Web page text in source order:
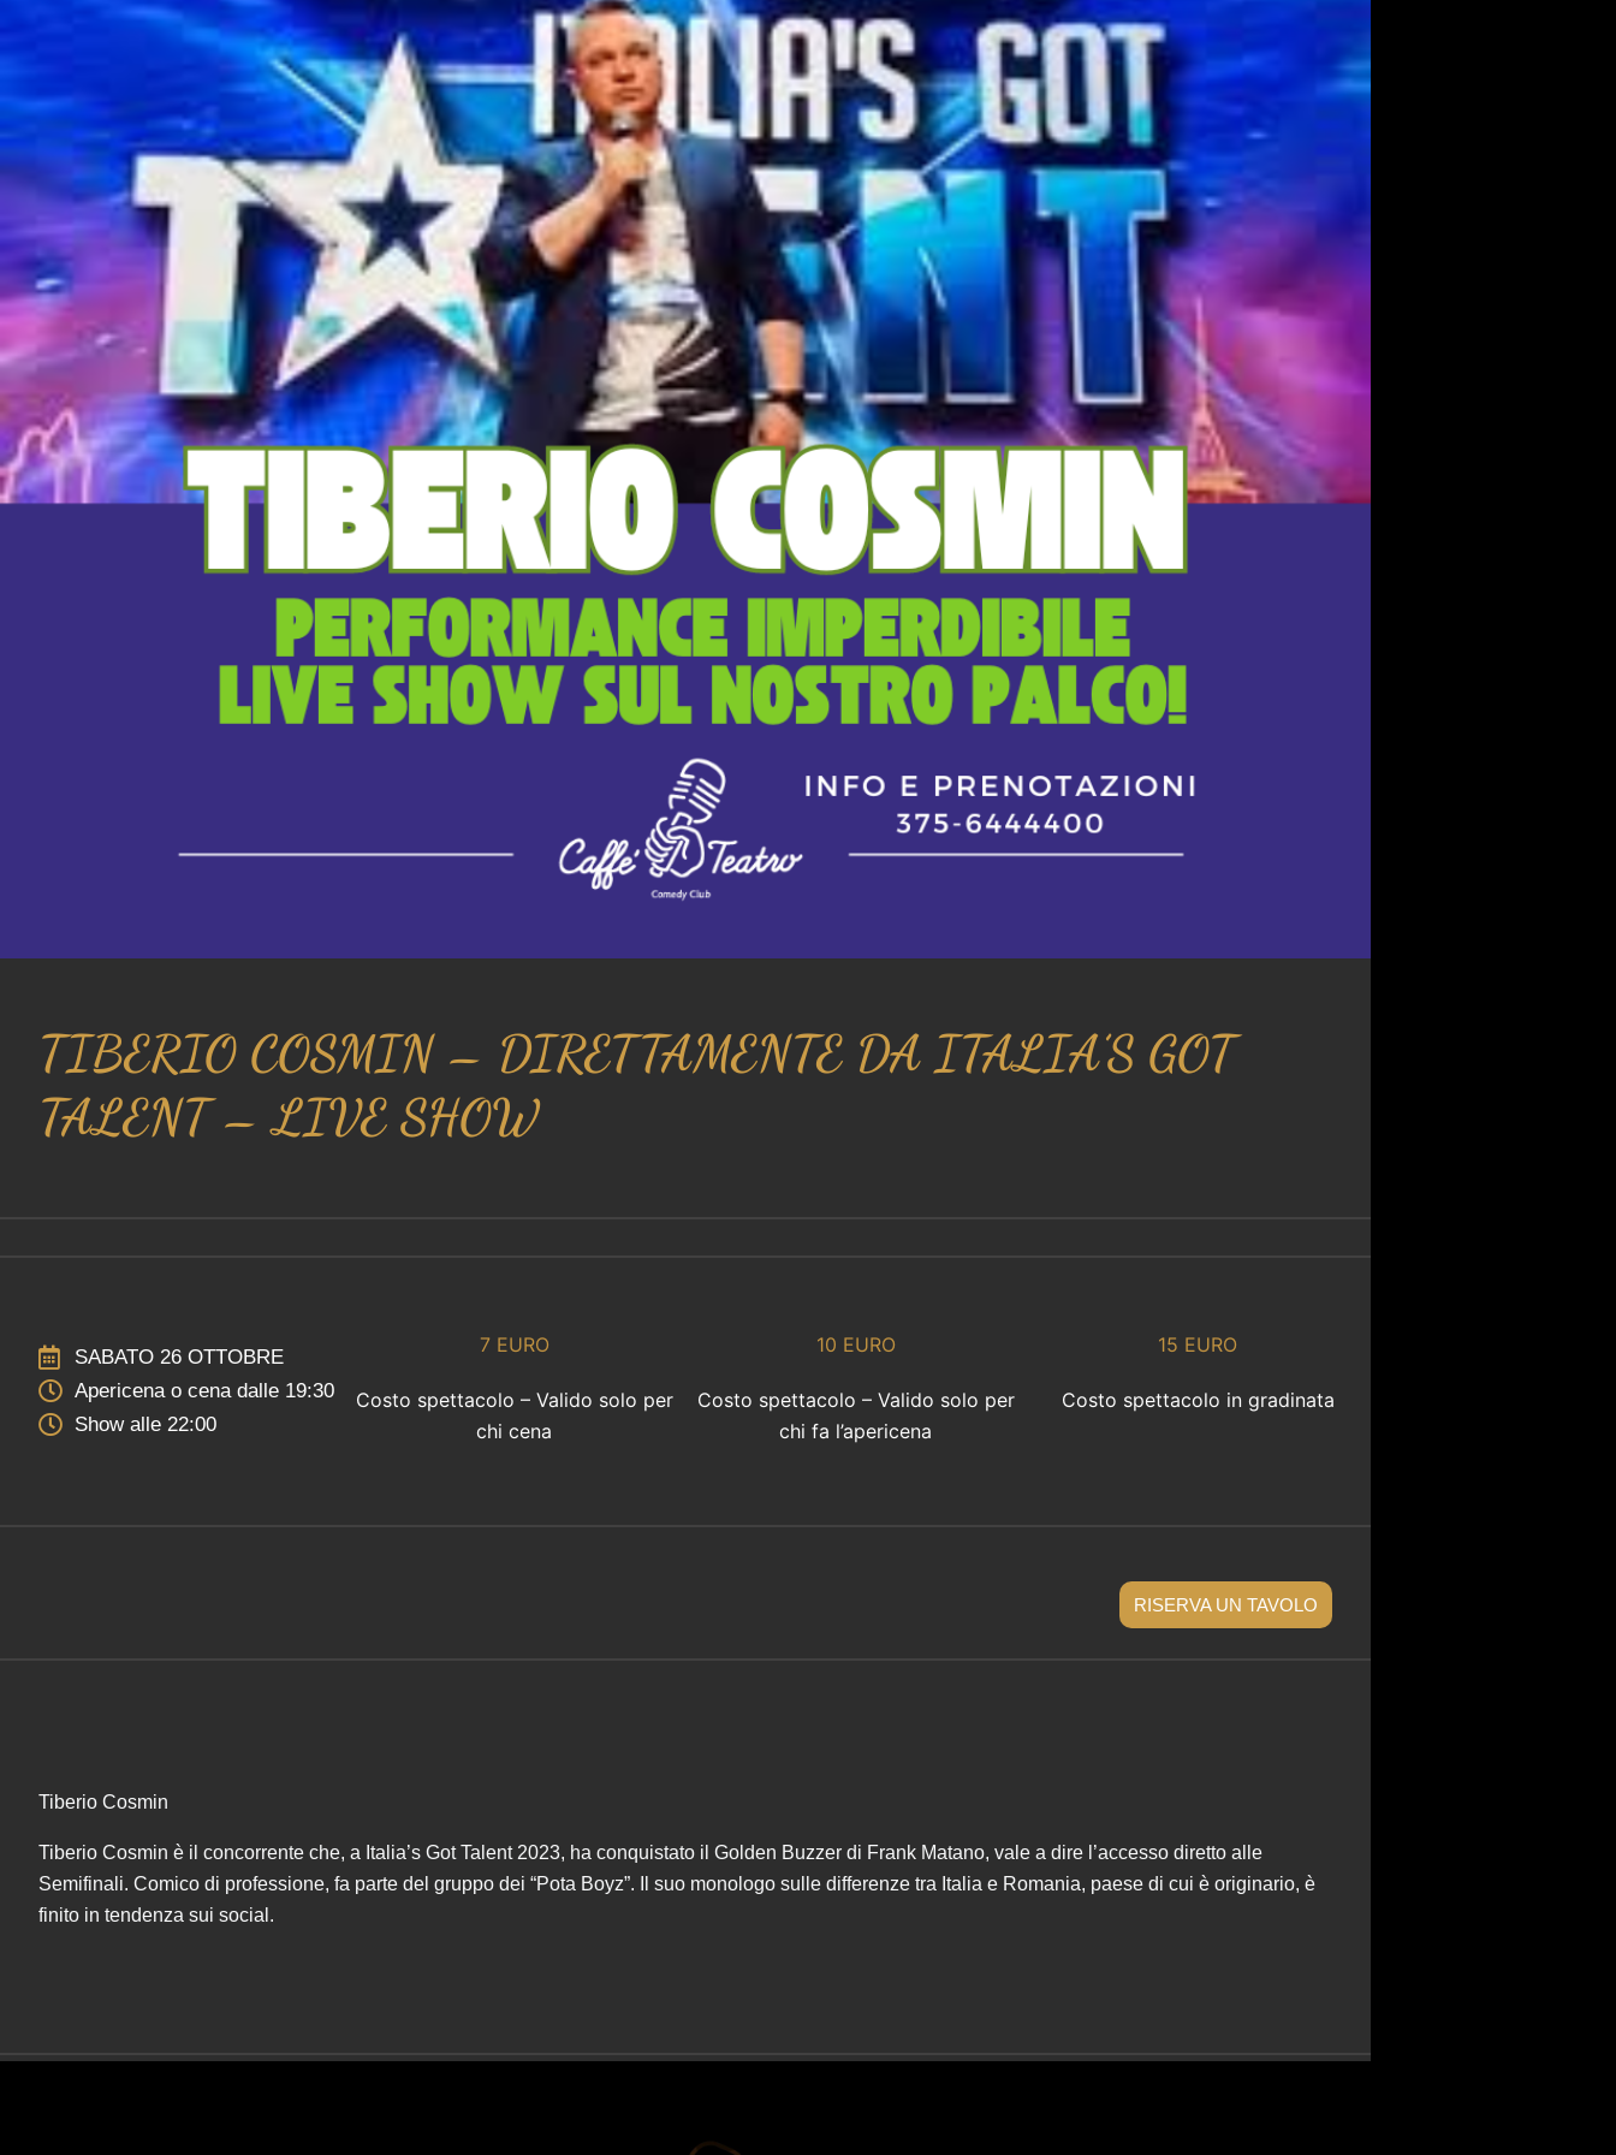
TIBERIO COSMIN – DIRETTAMENTE DA ITALIA’S GOT
TALENT – LIVE SHOW
SABATO 26 OTTOBRE
Apericena o cena dalle 19:30
Show alle 22:00
7 EURO
Costo spettacolo – Valido solo per
chi cena
10 EURO
Costo spettacolo – Valido solo per
chi fa l’apericena
15 EURO
Costo spettacolo in gradinata
RISERVA UN TAVOLO
Tiberio Cosmin
Tiberio Cosmin è il concorrente che, a Italia’s Got Talent 2023, ha conquistato il Golden Buzzer di Frank Matano, vale a dire l’accesso diretto alle
Semifinali. Comico di professione, fa parte del gruppo dei “Pota Boyz”. Il suo monologo sulle differenze tra Italia e Romania, paese di cui è originario, è
finito in tendenza sui social.